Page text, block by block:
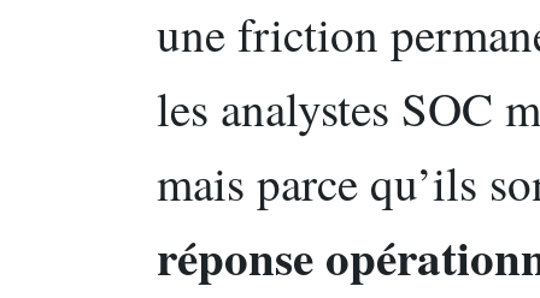
une friction
les analystes SOC
mais parce qu’ils
réponse